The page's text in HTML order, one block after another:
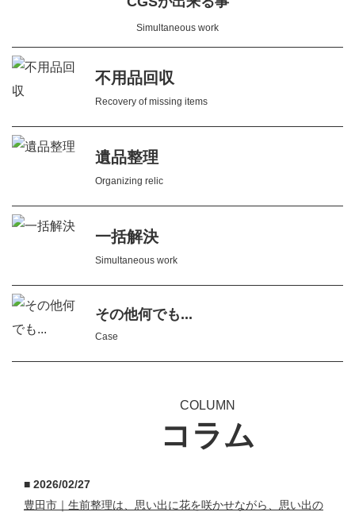
Simultaneous work
不用品回収
Recovery of missing items
遺品整理
Organizing relic
一括解決
Simultaneous work
その他何でも...
Case
COLUMN
コラム
■ 2026/02/27
豊田市｜生前整理は、思い出に花を咲かせながら、思い出の